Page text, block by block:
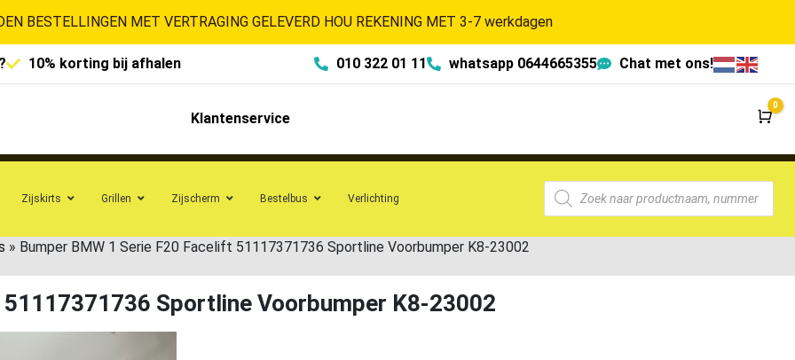
BESTELLINGEN MET VERTRAGING GELEVERD HOU REKENING MET 3-7 werkdagen
10% korting bij afhalen 010 322 01 11 whatsapp 0644665355 Chat met ons!
Klantenservice
0
Zijskirts Grillen Zijscherm Bestelbus Verlichting
» Bumper BMW 1 Serie F20 Facelift 51117371736 Sportline Voorbumper K8-23002
Sportline Voorbumper K8-23002